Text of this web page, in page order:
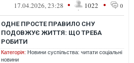
можуть бути стрес, гормони чи зви...
17.04.2026, 23:28 • 1022 • 0
ОДНЕ ПРОСТЕ ПРАВИЛО СНУ
ПОДОВЖУЄ ЖИТТЯ: ЩО ТРЕБА
РОБИТИ
Категорія: Новини суспільства: читати соціальні
новини